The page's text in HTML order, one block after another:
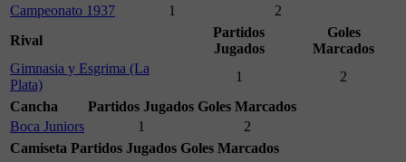
Campeonato 1937
1
2
Rival
Partidos
Jugados
Goles
Marcados
Gimnasia y Esgrima (La
Plata)
1
2
Cancha
Partidos Jugados Goles Marcados
Boca Juniors
1
2
Camiseta Partidos Jugados Goles Marcados